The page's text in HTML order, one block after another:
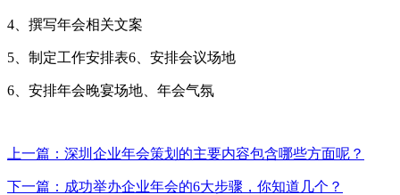
4、撰写年会相关文案
5、制定工作安排表6、安排会议场地
6、安排年会晚宴场地、年会气氛
上一篇：深圳企业年会策划的主要内容包含哪些方面呢？
下一篇：成功举办企业年会的6大步骤，你知道几个？